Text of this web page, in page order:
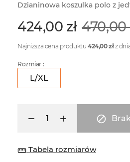
Dzianinowa koszulka polo z
424,00 zł 470,00
Najniższa cena produktu 424,00 złz
Rozmiar :
L/XL

straighten Tabela rozmiarów